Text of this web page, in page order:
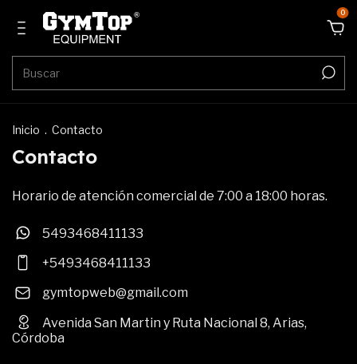
0
Inicio . Contacto
Contacto
Horario de atención comercial de 7:00 a 18:00 horas.
5493468411133
+5493468411133
gymtopweb@gmail.com
Avenida San Martin y Ruta Nacional 8, Arias,
Córdoba